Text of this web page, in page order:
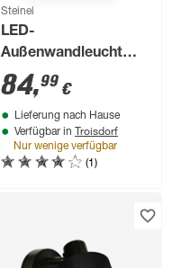
Steinel
LED-
Außenwandleuchte
'L 910 S ' 9,8 W 797
lm warmweiß IP 44 8
x 23,5 cm
84,99 €
Lieferung nach Hause
Verfügbar in Troisdorf
Nur wenige verfügbar
(1)